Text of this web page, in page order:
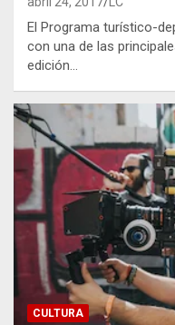
El Programa turístico-
con una de las
edición…
CULTURA